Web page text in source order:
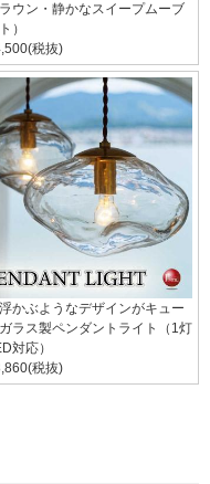
ラウン・静かなスイープムーブ
）
税抜)
かぶようなデザインがキュー
ガラス製ペンダントライト（1灯
対応）
税抜)